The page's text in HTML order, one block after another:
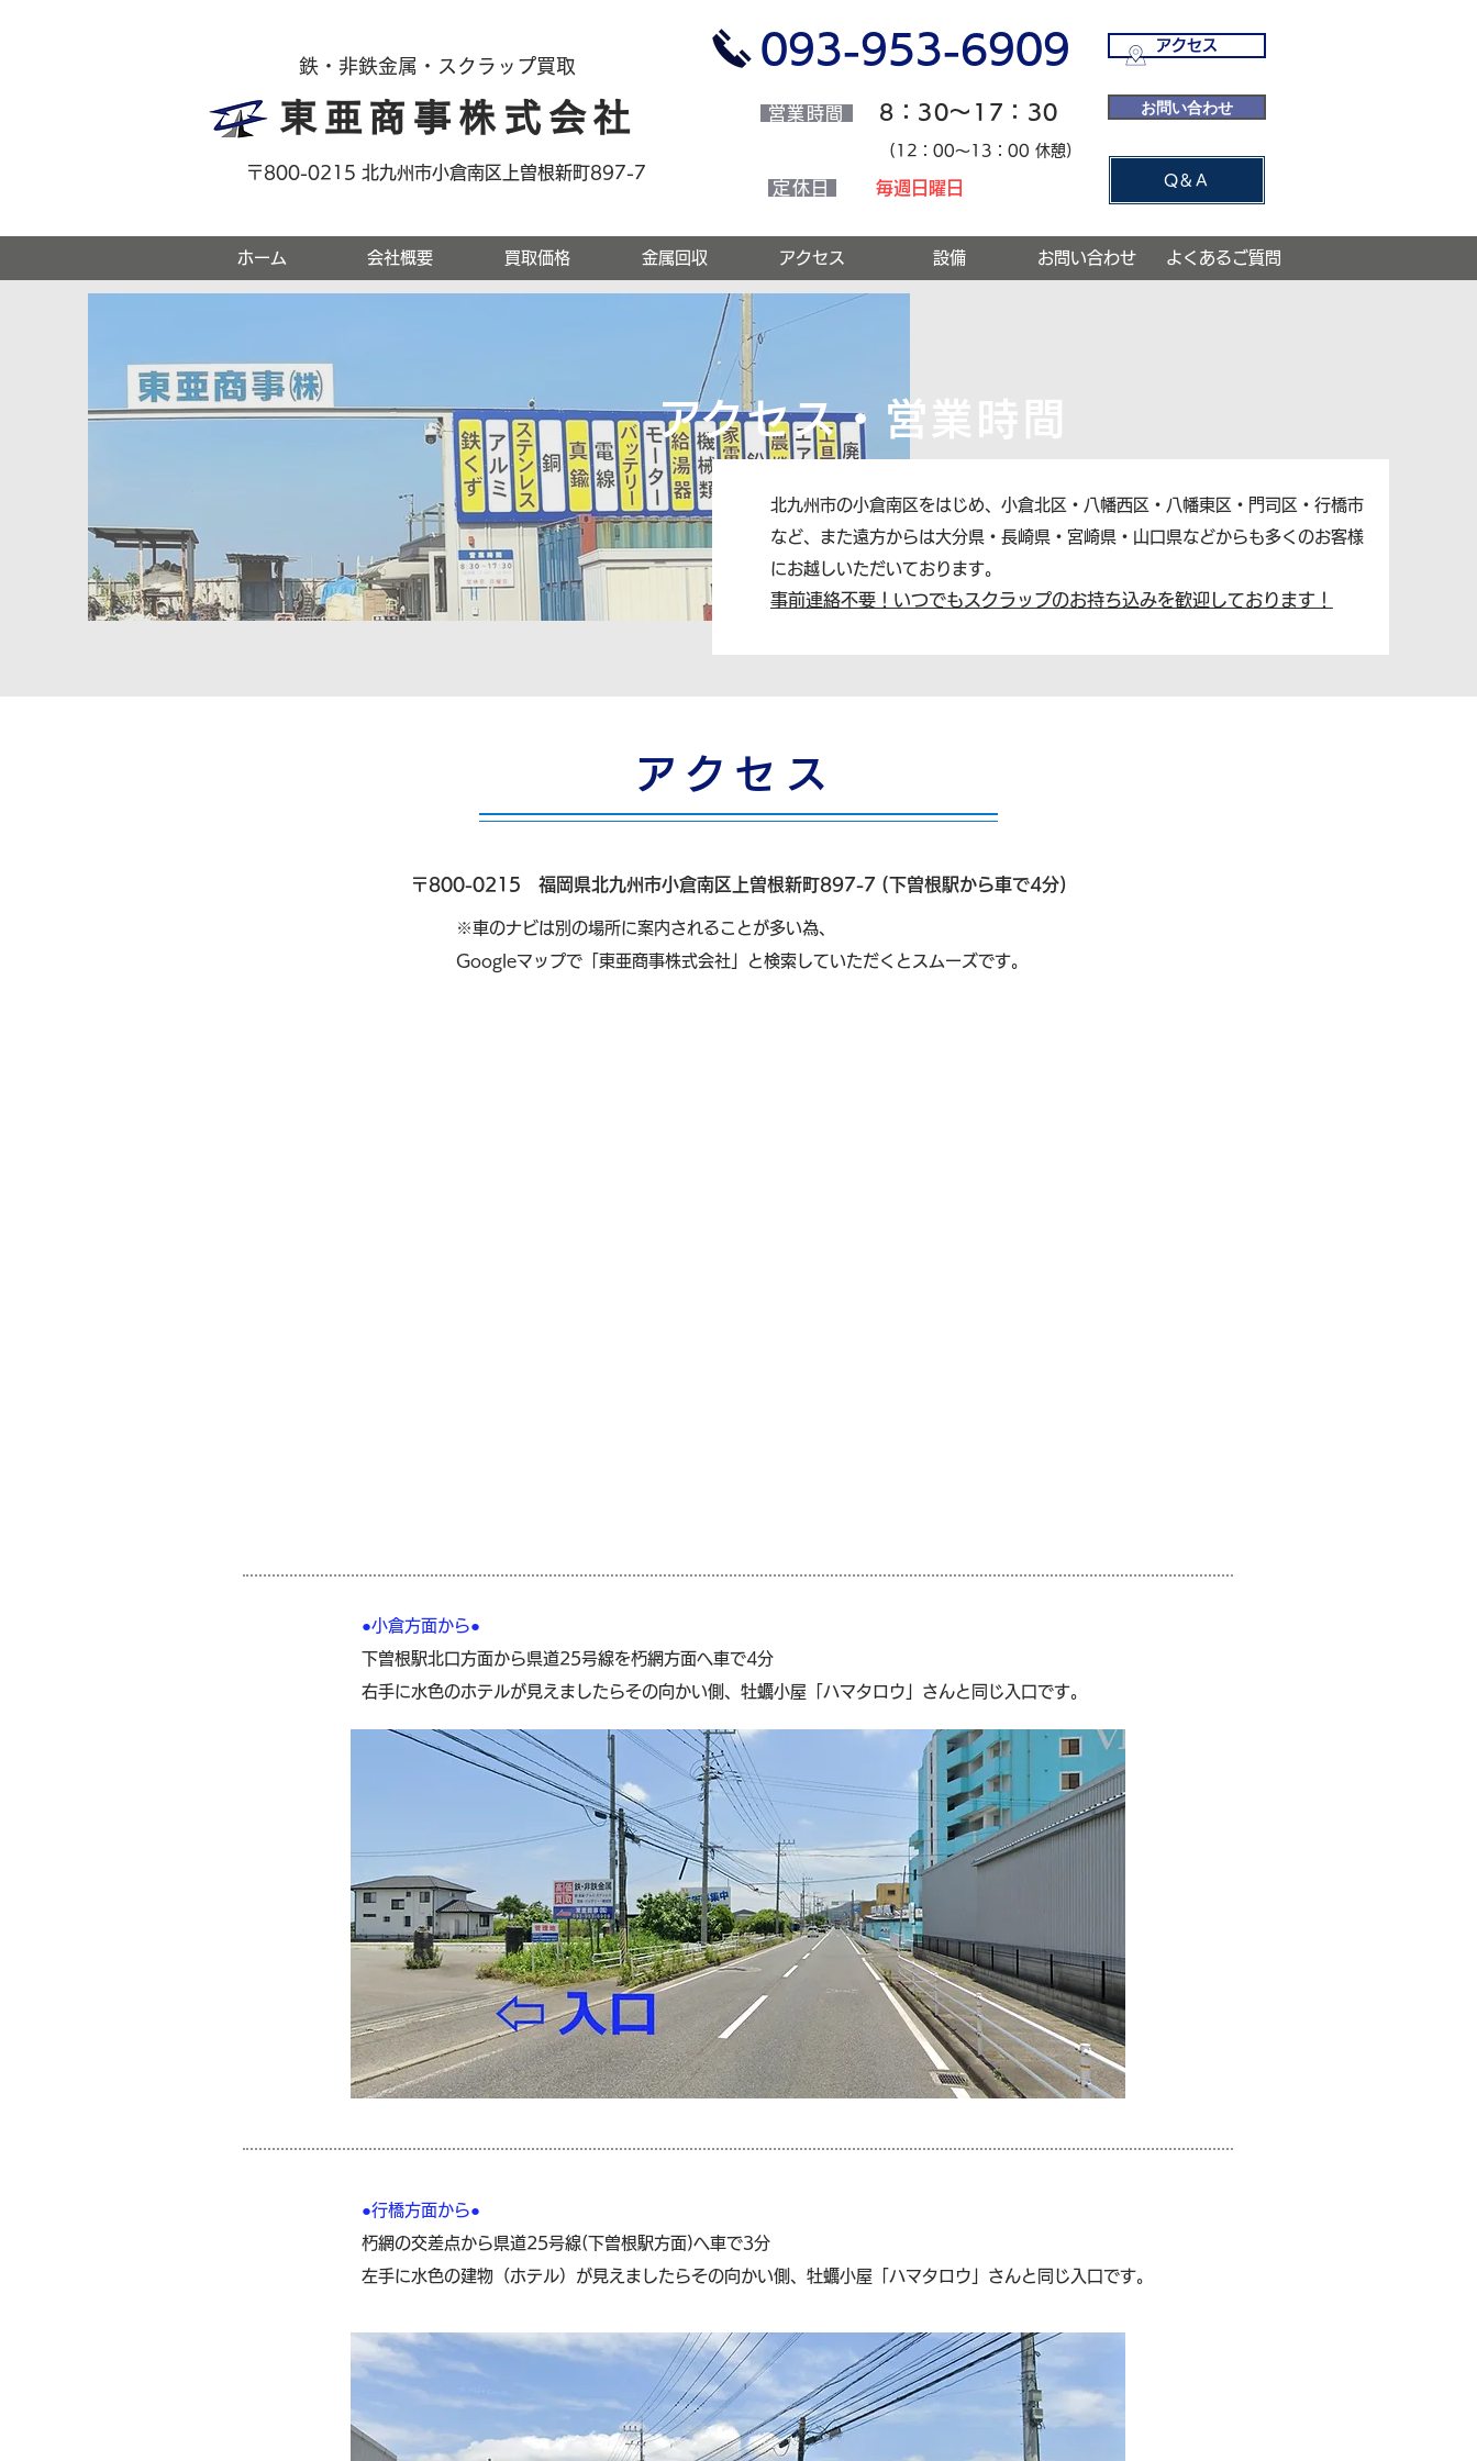
鉄・非鉄金属・スクラップ買取
東亜商事株式会社
​〒800-0215 北九州市小倉南区上曽根新町897-7
​093-953-6909
​ 営業時間 8：30～17：30
​(12：00～13：00 休憩)
定休日 毎週日曜日
アクセス
お問い合わせ
Q&A
ホーム 会社概要 買取価格 金属回収 アクセス 設備 お問い合わせ よくあるご質問
​アクセス・営業時間
北九州市の小倉南区をはじめ、小倉北区・八幡西区・八幡東区・門司区・行橋市
など、また遠方からは大分県・長崎県・宮崎県・山口県などからも多くのお客様
にお越しいただいております。
事前連絡不要！いつでもスクラップのお持ち込みを歓迎しております！
アク セス
〒800-0215 福岡県北九州市小倉南区上曽根新町897-7 ​(下曽根駅から車で4分)
​※車のナビは別の場所に案内されることが多い為、
Googleマップで「東亜商事株式会社」と検索していただくとスムーズです。​
●小倉方面から●
下曽根駅北口方面から県道25号線を朽網方面へ車で4分
右手に水色のホテルが見えましたらその向かい側、牡蠣小屋「ハマタロウ」さんと同じ入口です。
●行橋方面から●
朽網の交差点から県道25号線(下曽根駅方面)へ車で3分
左手に水色の建物（ホテル）が見えましたらその向かい側、牡蠣小屋「ハマタロウ」さんと同じ入口です。